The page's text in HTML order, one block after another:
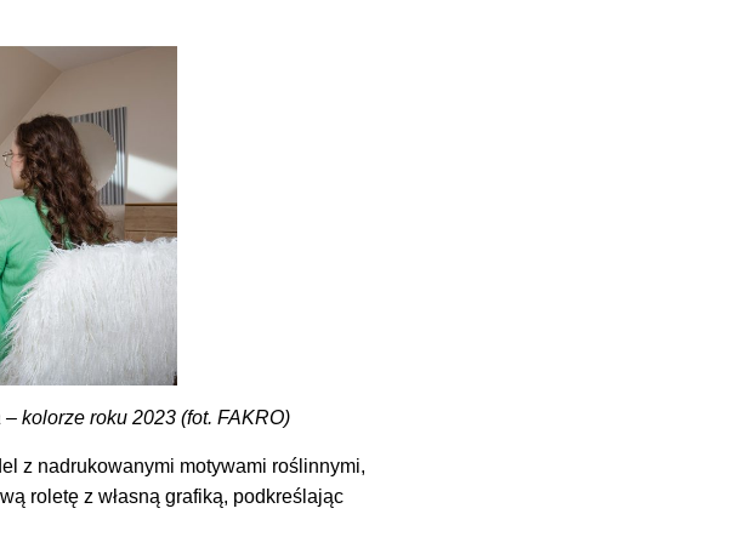
kolorze roku 2023 (fot. FAKRO)
z nadrukowanymi motywami roślinnymi,
roletę z własną grafiką, podkreślając